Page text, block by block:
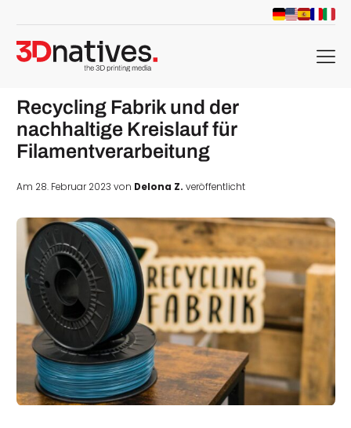
menu
Recycling Fabrik und der
nachhaltige Kreislauf für
Filamentverarbeitung
Am 28. Februar 2023 von Delona Z. veröffentlicht